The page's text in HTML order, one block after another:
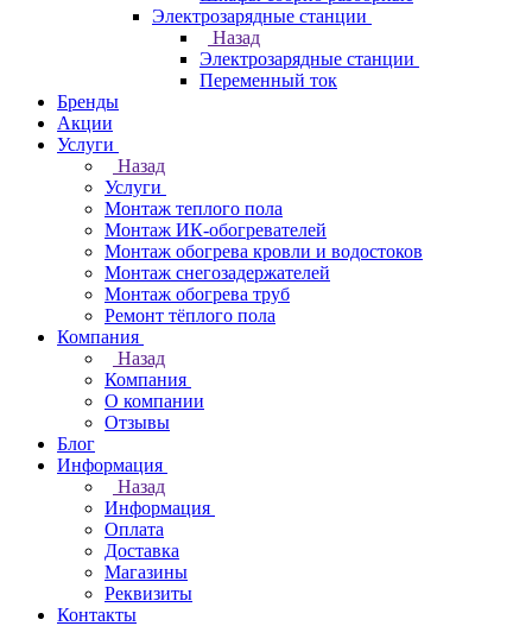
Электрозарядные станции
Назад
Электрозарядные станции
Переменный ток
Бренды
Акции
Услуги
Назад
Услуги
Монтаж теплого пола
Монтаж ИК-обогревателей
Монтаж обогрева кровли и водостоков
Монтаж снегозадержателей
Монтаж обогрева труб
Ремонт тёплого пола
Компания
Назад
Компания
О компании
Отзывы
Блог
Информация
Назад
Информация
Оплата
Доставка
Магазины
Реквизиты
Контакты